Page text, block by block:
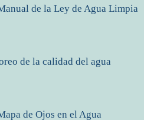
de la Ley de Agua Limpia
de la calidad del agua
de Ojos en el Agua